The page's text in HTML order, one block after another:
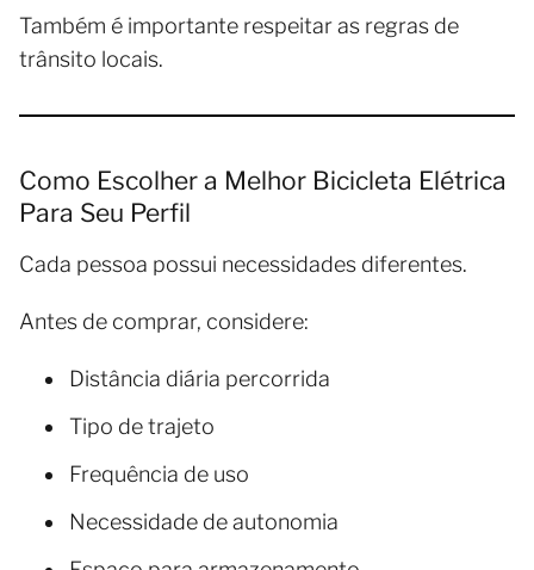
Também é importante respeitar as regras de
trânsito locais.
Como Escolher a Melhor Bicicleta Elétrica
Para Seu Perfil
Cada pessoa possui necessidades diferentes.
Antes de comprar, considere:
Distância diária percorrida
Tipo de trajeto
Frequência de uso
Necessidade de autonomia